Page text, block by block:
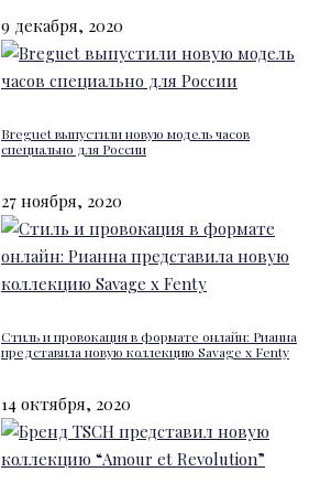
9 декабря, 2020
Breguet выпустили новую модель часов
специально для России
27 ноября, 2020
Стиль и провокация в формате онлайн: Рианна
представила новую коллекцию Savage x Fenty
14 октября, 2020